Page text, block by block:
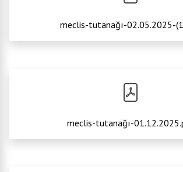
meclis-tutanağı-02.05.2025-
meclis-tutanağı-